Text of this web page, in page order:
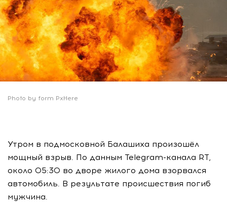
Photo by form PxHere
Утром в подмосковной Балашиха произошёл
мощный взрыв. По данным Telegram-канала RТ,
около 05:30 во дворе жилого дома взорвался
автомобиль. В результате происшествия погиб
мужчина.